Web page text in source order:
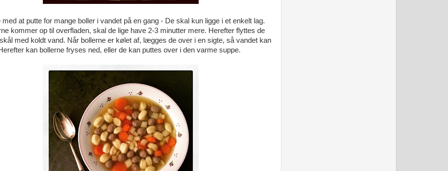
at putte for mange boller i vandet på en gang - De skal kun ligge i et enkelt lag.
kommer op til overfladen, skal de lige have 2-3 minutter mere. Herefter flyttes de
med koldt vand. Når bollerne er kølet af, lægges de over i en sigte, så vandet kan
kan bollerne fryses ned, eller de kan puttes over i den varme suppe.